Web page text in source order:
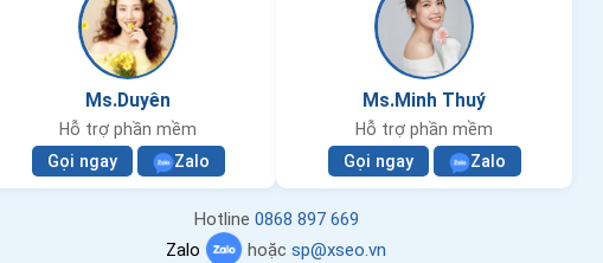
Ms.Duyên
Hỗ trợ phần mềm
Gọi ngay
Zalo
Ms.Minh Thuý
Hỗ trợ phần mềm
Gọi ngay
Zalo
Hotline 0868 897 669
Zalo
hoặc sp@xseo.vn